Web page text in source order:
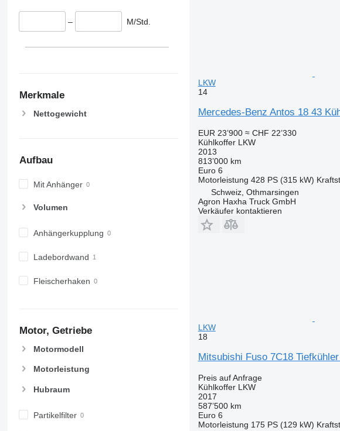
– M/Std.
Merkmale
Nettogewicht
Aufbau
Mit Anhänger
Volumen
Anhängerkupplung
Ladebordwand
Fleischerhaken
Motor, Getriebe
Motormodell
Motorleistung
Hubraum
Partikelfilter
LKW
14
Mercedes-Benz Antos 18 43
EUR 23’900 ≈ CHF 22’330
Kühlkoffer LKW
2013
813’000 km
Euro 6
Motorleistung 428 PS (315 kW)
Schweiz, Othmarsingen
Agron Haxha Truck GmbH
Verkäufer kontaktieren
LKW
18
Mitsubishi Fuso 7C18
Preis auf Anfrage
Kühlkoffer LKW
2017
587’500 km
Euro 6
Motorleistung 175 PS (129 kW)